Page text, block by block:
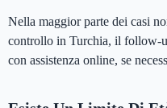
Nella maggior parte dei casi
controllo in Turchia, il follow-
con assistenza online, se